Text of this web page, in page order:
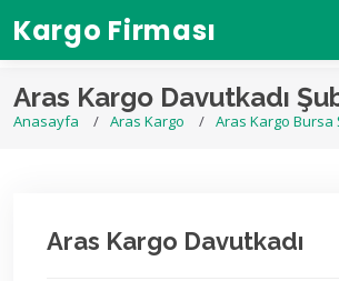
Kargo Firması
Aras Kargo Davutkadı
Anasayfa Aras Kargo Aras Kargo Bursa
Aras Kargo Davutkadı